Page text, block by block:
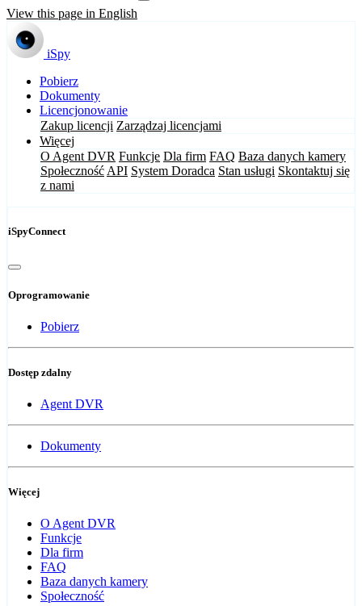
View this page in English
iSpy
Pobierz
Dokumenty
Licencjonowanie
Zakup licencji Zarządzaj licencjami
Więcej
O Agent DVR Funkcje Dla firm FAQ Baza danych kamery
Społeczność API System Doradca Stan usługi Skontaktuj się
z nami
iSpyConnect
Oprogramowanie
Pobierz
Dostęp zdalny
Agent DVR
Dokumenty
Więcej
O Agent DVR
Funkcje
Dla firm
FAQ
Baza danych kamery
Społeczność